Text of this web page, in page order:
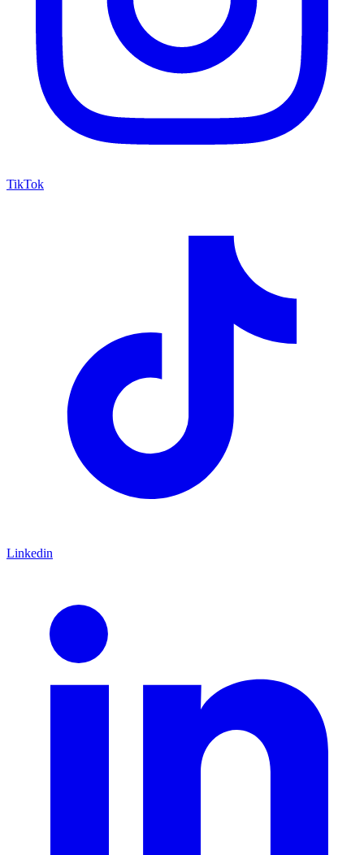
TikTok
Linkedin